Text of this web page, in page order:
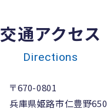
交通アクセス
Directions
〒670-0801
兵庫県姫路市仁豊野650